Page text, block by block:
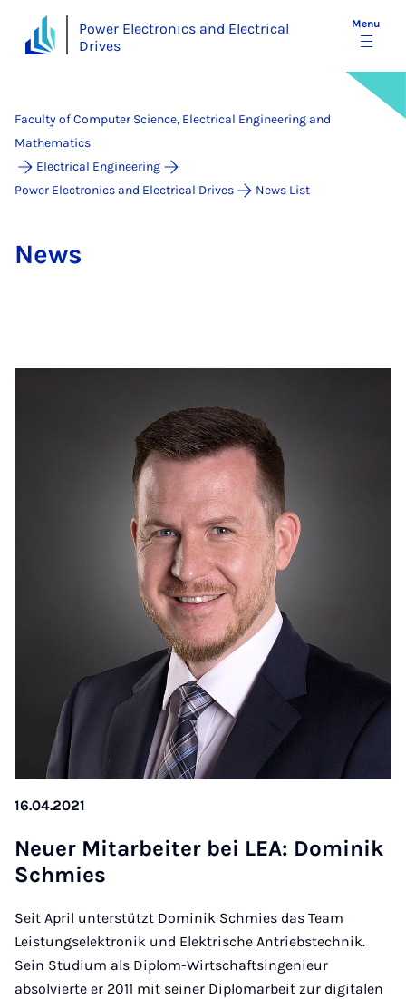
Power Electronics and Electrical
Drives
Menu
Faculty of Computer Science, Electrical Engineering and
Mathematics
Electrical Engineering
Power Electronics and Electrical Drives
News List
News
16.04.2021
Neuer Mit­arbeit­er bei LEA: Domin­ik
Schmies
Seit April unterstützt Dominik Schmies das Team
Leistungselektronik und Elektrische Antriebstechnik.
Sein Studium als Diplom-Wirtschaftsingenieur
absolvierte er 2011 mit seiner Diplomarbeit zur digitalen